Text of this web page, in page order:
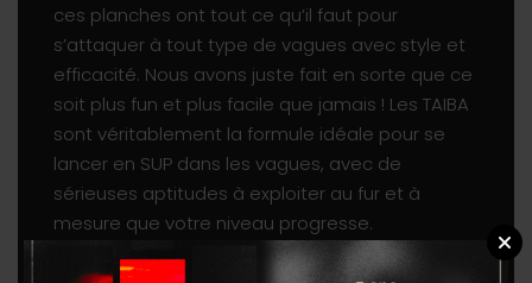
ces planches ont tout ce qu’il faut pour
s’attaquer à tout type de vagues avec style et
efficacité. Nous avons juste fait en sorte que ce
soit plus fun et plus facile que jamais ! Les TAIBA
sont véritablement la formule idéale pour se
lancer en SUP dans les vagues, avec de
sérieuses aptitudes à exploiter au fur et à
mesure que votre niveau progresse.
Nouveauté 2019, nous avons ajouté une